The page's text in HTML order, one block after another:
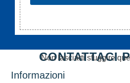
CONTATTACI
Non lasciarti sfuggire
Informazioni